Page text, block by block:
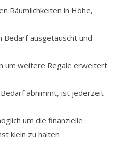
Räumlichkeiten in Höhe,
Bedarf ausgetauscht und
um weitere Regale erweitert
Bedarf abnimmt, ist jederzeit
um die finanzielle
klein zu halten